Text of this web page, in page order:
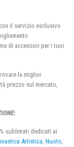
il servizio esclusivo
di accessori per i tuoi
la miglior
prezzo sul mercato,
sublimati dedicati ai
Artistica, Nuoto,